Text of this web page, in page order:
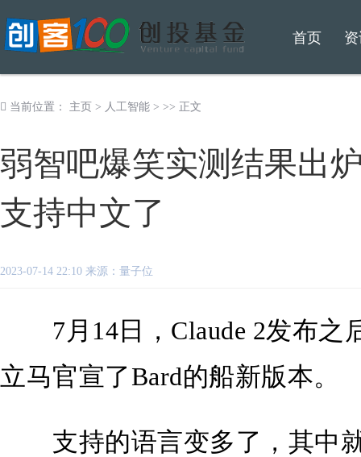
首页
当前位置： 主页 > 人工智能 > >> 正文
弱智吧爆笑实测结果出
支持中文了
2023-07-14 22:10 来源：量子位
7月14日，Claude 2发布之
立马官宣了Bard的船新版本。
支持的语言变多了，其中